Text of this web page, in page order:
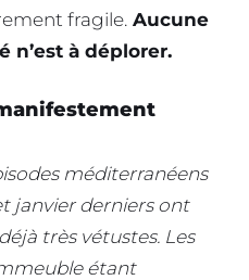
fragile. Aucune
n’est à déplorer.
méditerranéens
janvier derniers ont
très vétustes. Les
étant